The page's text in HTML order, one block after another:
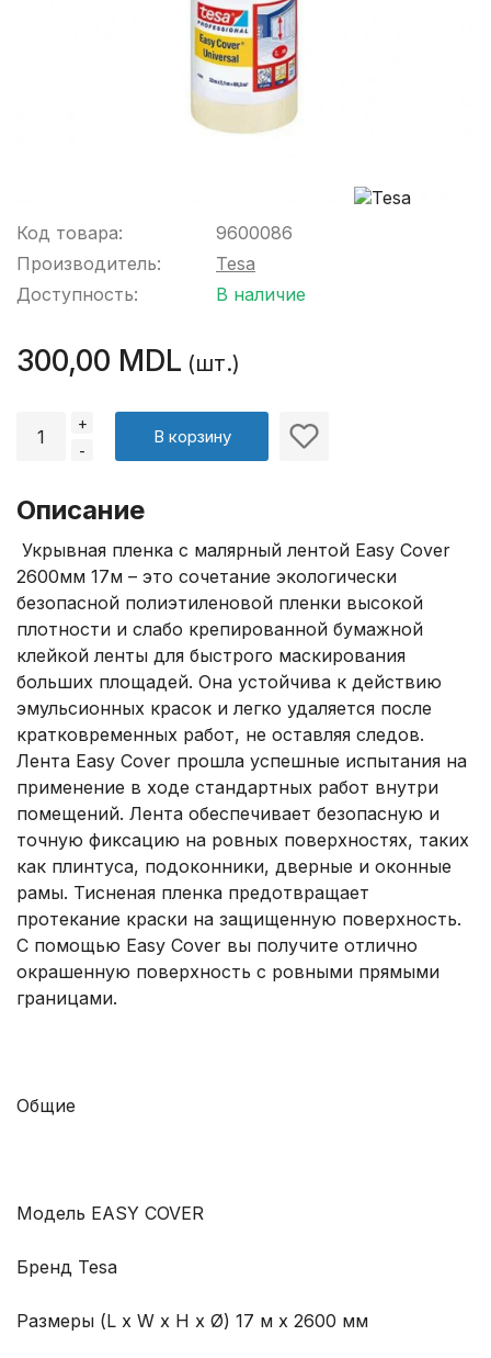
Код товара:
Производитель:
Доступность:
9600086
Tesa
В наличие
300,00 MDL (шт.)
+
-
В корзину
Описание
Укрывная пленка с малярный лентой Easy Cover
2600мм 17м – это сочетание экологически
безопасной полиэтиленовой пленки высокой
плотности и слабо крепированной бумажной
клейкой ленты для быстрого маскирования
больших площадей. Она устойчива к действию
эмульсионных красок и легко удаляется после
кратковременных работ, не оставляя следов.
Лента Easy Cover прошла успешные испытания на
применение в ходе стандартных работ внутри
помещений. Лента обеспечивает безопасную и
точную фиксацию на ровных поверхностях, таких
как плинтуса, подоконники, дверные и оконные
рамы. Тисненая пленка предотвращает
протекание краски на защищенную поверхность.
С помощью Easy Cover вы получите отлично
окрашенную поверхность с ровными прямыми
границами.
Общие
Модель EASY COVER
Бренд Tesa
Размеры (L x W x H x Ø) 17 м x 2600 мм